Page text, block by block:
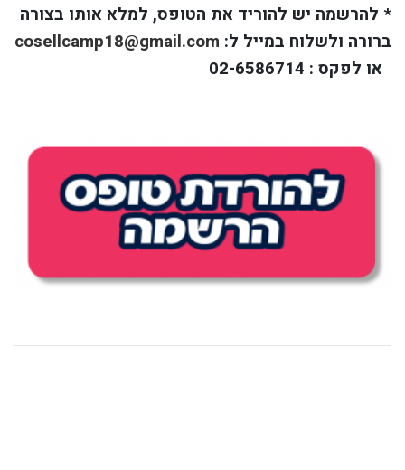
* להרשמה יש להוריד את הטופס, למלא אותו בצורה
ברורה ולשלוח במייל ל: cosellcamp18@gmail.com
או לפקס : 02-6586714